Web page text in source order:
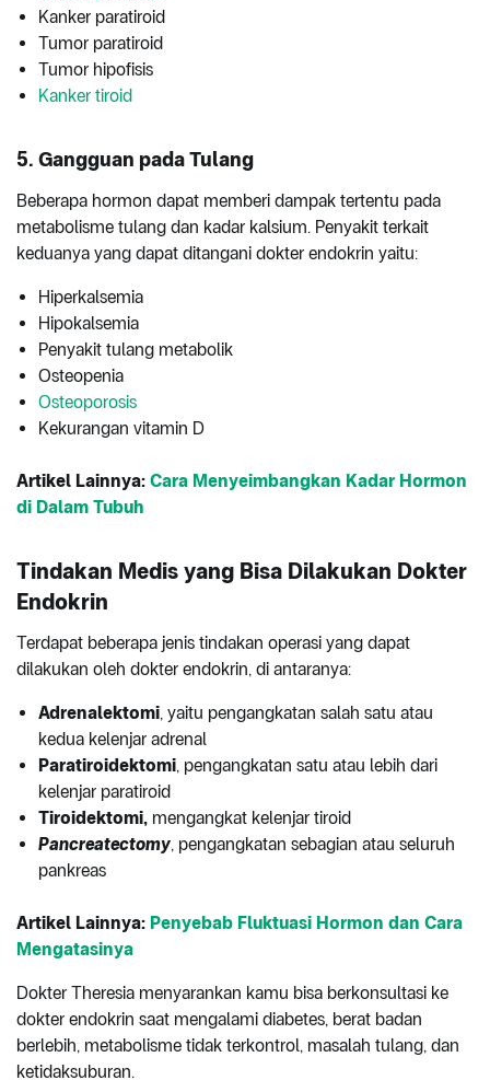
Kanker paratiroid
Tumor paratiroid
Tumor hipofisis
Kanker tiroid
5. Gangguan pada Tulang
Beberapa hormon dapat memberi dampak tertentu pada
metabolisme tulang dan kadar kalsium. Penyakit terkait
keduanya yang dapat ditangani dokter endokrin yaitu:
Hiperkalsemia
Hipokalsemia
Penyakit tulang metabolik
Osteopenia
Osteoporosis
Kekurangan vitamin D
Artikel Lainnya: Cara Menyeimbangkan Kadar Hormon
di Dalam Tubuh
Tindakan Medis yang Bisa Dilakukan Dokter
Endokrin
Terdapat beberapa jenis tindakan operasi yang dapat
dilakukan oleh dokter endokrin, di antaranya:
Adrenalektomi, yaitu pengangkatan salah satu atau
kedua kelenjar adrenal
Paratiroidektomi, pengangkatan satu atau lebih dari
kelenjar paratiroid
Tiroidektomi, mengangkat kelenjar tiroid
Pancreatectomy, pengangkatan sebagian atau seluruh
pankreas
Artikel Lainnya: Penyebab Fluktuasi Hormon dan Cara
Mengatasinya
Dokter Theresia menyarankan kamu bisa berkonsultasi ke
dokter endokrin saat mengalami diabetes, berat badan
berlebih, metabolisme tidak terkontrol, masalah tulang, dan
ketidaksuburan.